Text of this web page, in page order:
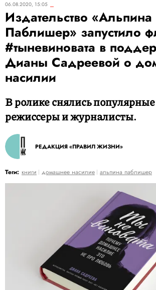
06.08.2020, 15:05
Издательство «Альпина
Паблишер» запустило
#тыневиновата в
Дианы Садреевой о
насилии
В ролике снялись
режиссеры и журналисты.
РЕДАКЦИЯ «ПРАВИЛ ЖИЗНИ»
Теги: книги домашнее насилие альпина паблишер